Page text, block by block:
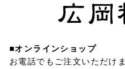
■オンラインショップ
お電話でもご注文いただけ